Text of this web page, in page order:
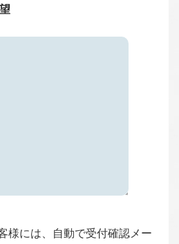
様には、自動で受付確認メー